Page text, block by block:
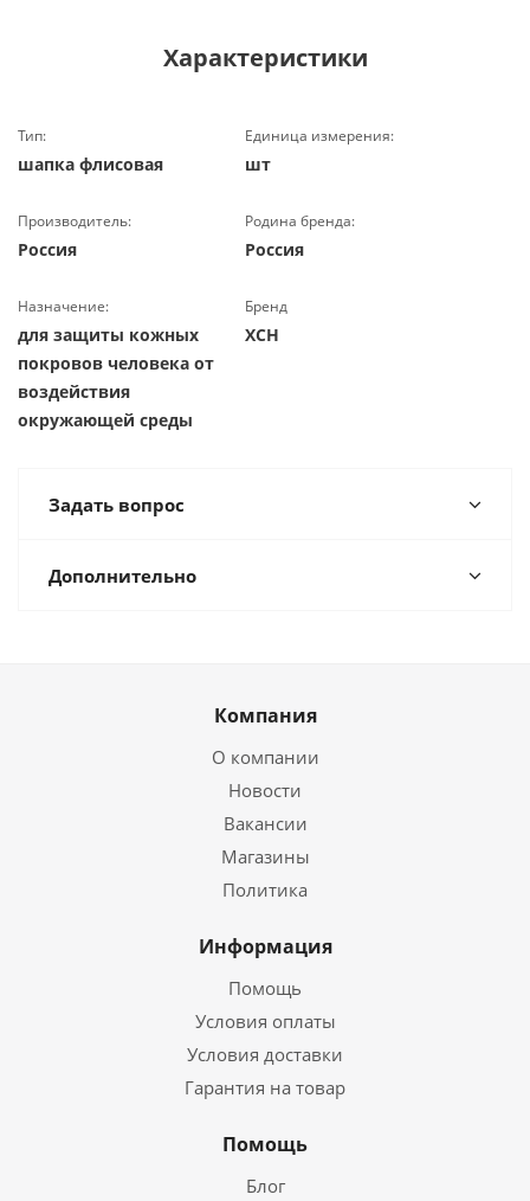
Характеристики
Тип:
шапка флисовая
Единица измерения:
шт
Производитель:
Россия
Родина бренда:
Россия
Назначение:
для защиты кожных
покровов человека от
воздействия
окружающей среды
Бренд
ХСН
Задать вопрос
Дополнительно
Компания
О компании
Новости
Вакансии
Магазины
Политика
Информация
Помощь
Условия оплаты
Условия доставки
Гарантия на товар
Помощь
Блог